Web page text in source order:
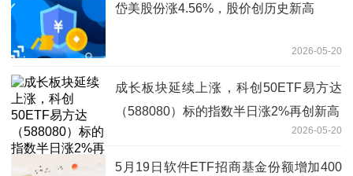
岱美股份涨4.56%，股价创历史新高
2026-05-20
成长板块延续上涨，科创50ETF易方达
（588080）标的指数半日涨2%再创新高
2026-05-20
5月19日软件ETF招商基金份额增加400